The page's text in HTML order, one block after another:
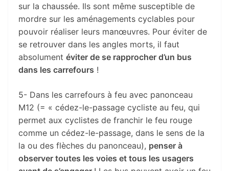
sur la chaussée. Ils sont même susceptible de
mordre sur les aménagements cyclables pour
pouvoir réaliser leurs manœuvres. Pour éviter de
se retrouver dans les angles morts, il faut
absolument éviter de se rapprocher d’un bus
dans les carrefours !
5- Dans les carrefours à feu avec panonceau
M12 (= « cédez-le-passage cycliste au feu, qui
permet aux cyclistes de franchir le feu rouge
comme un cédez-le-passage, dans le sens de la
la ou des flèches du panonceau), penser à
observer toutes les voies et tous les usagers